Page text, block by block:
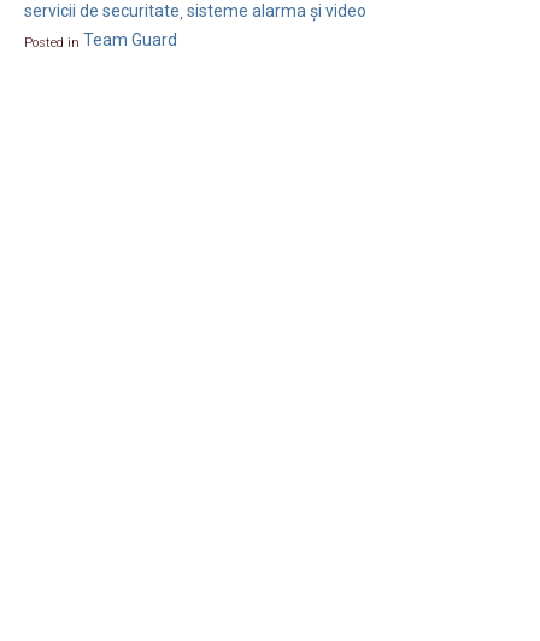
servicii de securitate sisteme alarma și video
Posted in Team Guard